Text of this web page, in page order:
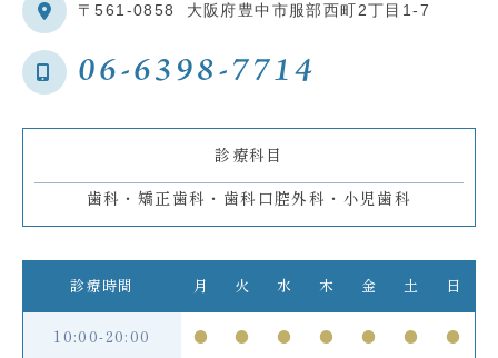
〒561-0858 大阪府豊中市服部西町2丁目1-7
06-6398-7714
診療科目
歯科・矯正歯科・歯科口腔外科・小児歯科
診療時間 月 火 水 木 金 土 日
10:00-20:00 ● ● ● ● ● ● ●